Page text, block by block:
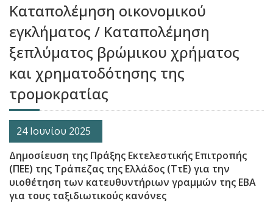
Καταπολέμηση οικονομικού
εγκλήματος / Καταπολέμηση
ξεπλύματος βρώμικου χρήματος
και χρηματοδότησης της
τρομοκρατίας
24 Ιουνίου 2025
Δημοσίευση της Πράξης Εκτελεστικής Επιτροπής
(ΠΕΕ) της Τράπεζας της Ελλάδος (ΤτΕ) για την
υιοθέτηση των κατευθυντήριων γραμμών της ΕΒΑ
για τους ταξιδιωτικούς κανόνες